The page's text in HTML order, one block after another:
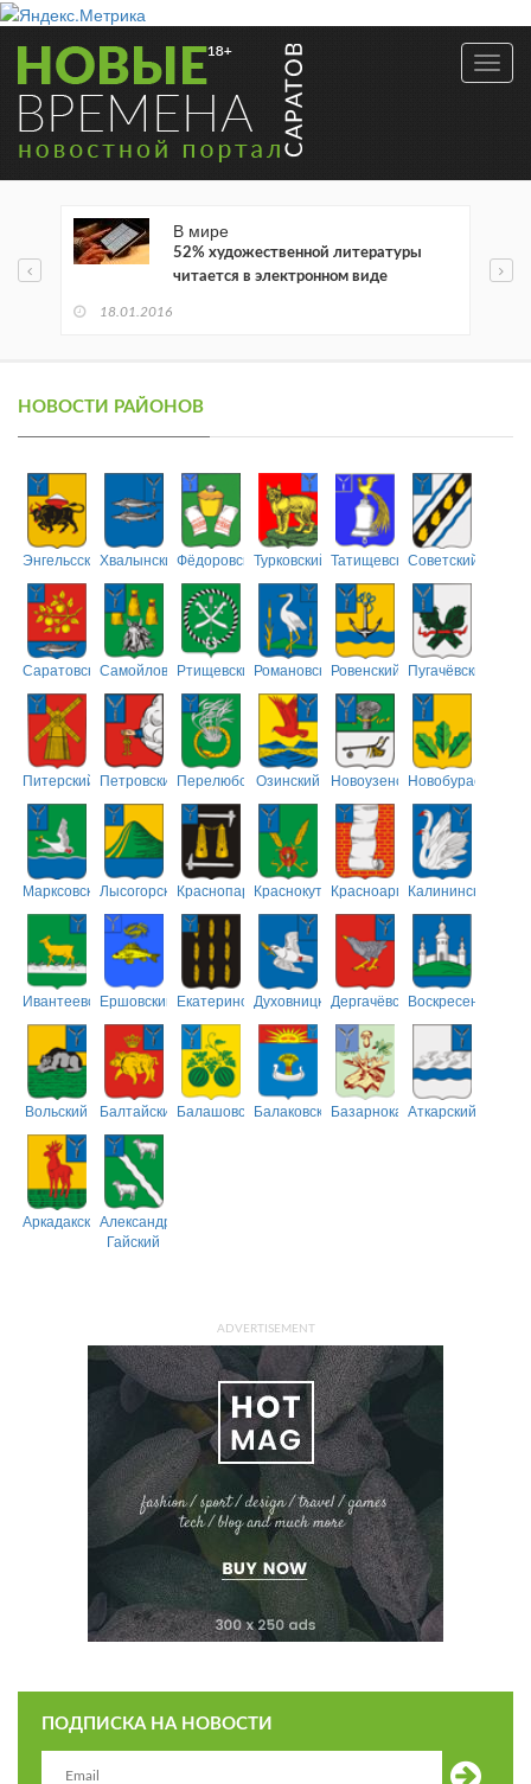
В мире
52% художественной литературы
читается в электронном виде
18.01.2016
НОВОСТИ РАЙОНОВ
ЭнгельсскийХвалынскийФёдоровскийТурковский ТатищевскийСоветский
СаратовскийСамойловскийРтищевскийРомановскийРовенский Пугачёвский
Питерский ПетровскийПерелюбскийОзинский НовоузенскийНовобурасский
МарксовскийЛысогорскийКраснопартизанский
КраснокутскийКрасноармейский
Калининский
ИвантеевскийЕршовский ЕкатериновскийДуховницкийДергачёвскийВоскресенский
Вольский БалтайскийБалашовскийБалаковскийБазарнокарабулакский
Аткарский
АркадакскийАлександрово-
Гайский
ADVERTISEMENT
ПОДПИСКА НА НОВОСТИ